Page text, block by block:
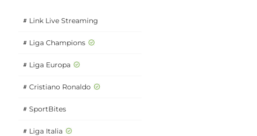
# Link Live Streaming
# Liga Champions
# Liga Europa
# Cristiano Ronaldo
# SportBites
# Liga Italia